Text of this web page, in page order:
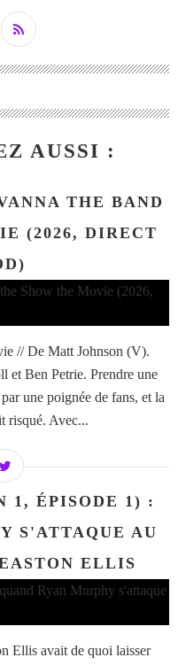
AUSSI :
THE BAND
(2026, DIRECT
// De Matt Johnson (V).
et Ben Petrie. Prendre une
une poignée de fans, et la
risqué. Avec...
1, ÉPISODE 1) :
S'ATTAQUE AU
ELLIS
Ellis avait de quoi laisser